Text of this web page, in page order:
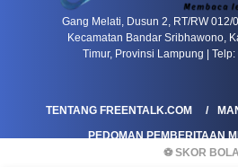
⚽ SKOR BOLA
Gang Melati, Dusun 2, RT/RW 012/
Kecamatan Bandar Sribhawono,
Timur, Provinsi Lampung |
TENTANG FREENTALK.COM
PEDOMAN PEMBERITAAN